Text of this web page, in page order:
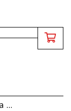
...